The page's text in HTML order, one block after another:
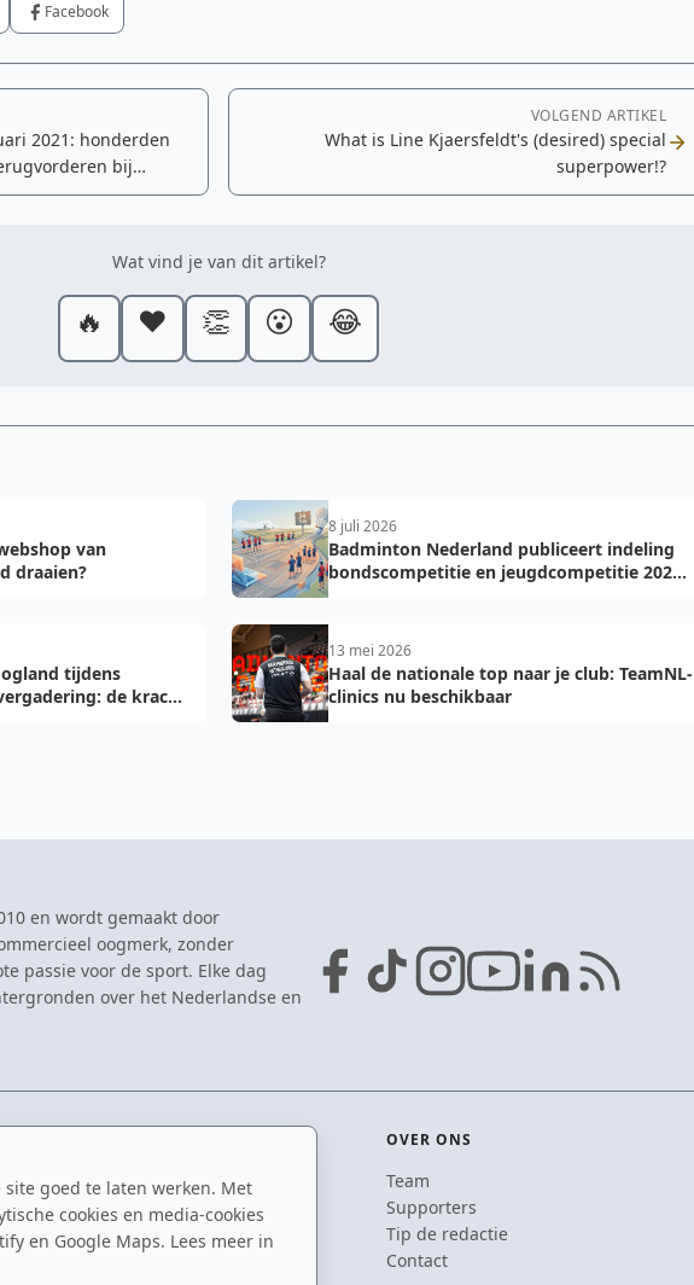
goed te laten werken. Met
cookies en media-cookies
en Google Maps. Lees meer in
Facebook
2021: honderden
bij
VOLGEND ARTIKEL
What is Line Kjaersfeldt's (desired) special
superpower!?
Wat vind je van dit artikel?
🔥 ❤️ 👏 😮 😂
van
draaien?
8 juli 2026
Badminton Nederland publiceert indeling
bondscompetitie en jeugdcompetitie 2026-
tijdens
de kracht
13 mei 2026
Haal de nationale top naar je club: TeamNL-
clinics nu beschikbaar
en wordt gemaakt door
oogmerk, zonder
passie voor de sport. Elke dag
over het Nederlandse en
Eredivisie
NK Badminton
Dutch Open
Zomerbadminton
OVER ONS
Team
Supporters
Tip de redactie
Contact